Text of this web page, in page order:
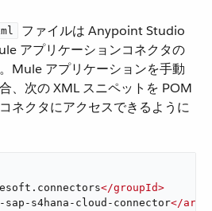
​ ファイルは Anypoint Studio
アプリケーションコネクタの
Mule アプリケーションを手動
、次の XML スニペットを POM
ネクタにアクセスできるように
</groupId>
sap-s4hana-cloud-connector</